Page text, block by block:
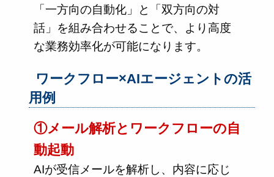
「一方向の自動化」と「双方向の対
話」を組み合わせることで、より高度
な業務効率化が可能になります。
ワークフロー×AIエージェントの活
用例
①メール解析とワークフローの自
動起動
AIが受信メールを解析し、内容に応じ